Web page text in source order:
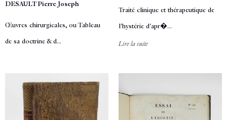
DESAULT Pierre Joseph
Œuvres chirurgicales, ou Tableau
de sa doctrine & d...
Traité clinique et thérapeutique de
l'hystérie d'apr�...
Lire la suite